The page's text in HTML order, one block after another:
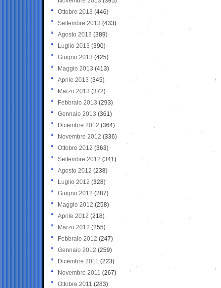
Ottobre 2013 (446)
Settembre 2013 (433)
Agosto 2013 (389)
Luglio 2013 (390)
Giugno 2013 (425)
Maggio 2013 (413)
Aprile 2013 (345)
Marzo 2013 (372)
Febbraio 2013 (293)
Gennaio 2013 (361)
Dicembre 2012 (364)
Novembre 2012 (336)
Ottobre 2012 (363)
Settembre 2012 (341)
Agosto 2012 (238)
Luglio 2012 (328)
Giugno 2012 (287)
Maggio 2012 (258)
Aprile 2012 (218)
Marzo 2012 (255)
Febbraio 2012 (247)
Gennaio 2012 (259)
Dicembre 2011 (223)
Novembre 2011 (267)
Ottobre 2011 (283)